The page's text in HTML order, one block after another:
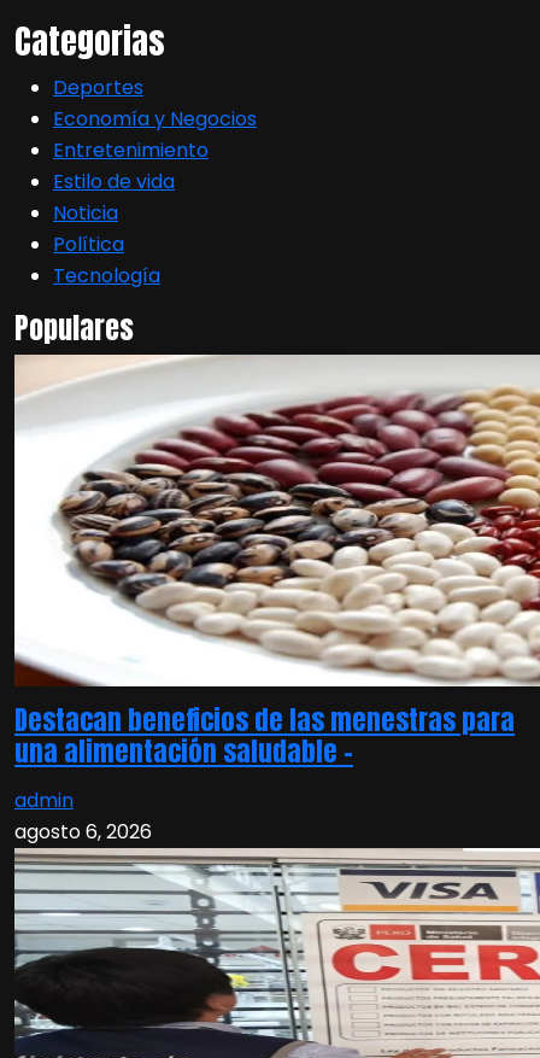
Categorias
Deportes
Economía y Negocios
Entretenimiento
Estilo de vida
Noticia
Política
Tecnología
Populares
Destacan beneficios de las menestras para
una alimentación saludable –
admin
agosto 6, 2026